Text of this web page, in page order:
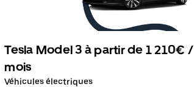
Tesla Model 3 à partir de 1 210€ /
mois
Véhicules électriques